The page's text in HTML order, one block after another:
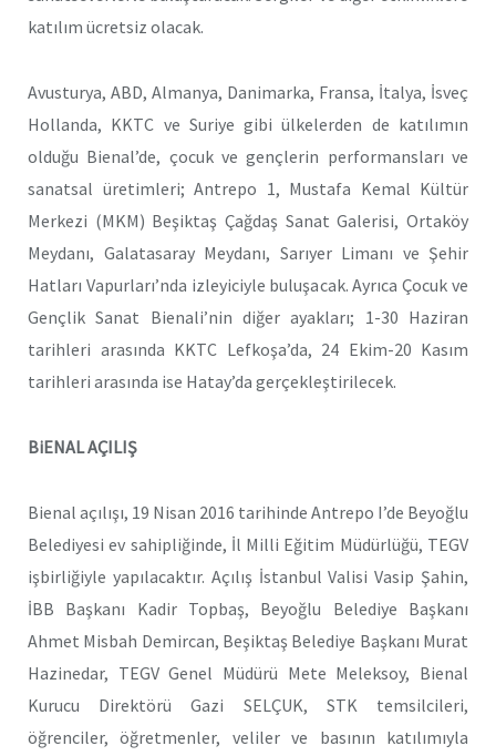
katılım ücretsiz olacak.
Avusturya, ABD, Almanya, Danimarka, Fransa, İtalya, İsveç
Hollanda, KKTC ve Suriye gibi ülkelerden de katılımın
olduğu Bienal’de, çocuk ve gençlerin performansları ve
sanatsal üretimleri; Antrepo 1, Mustafa Kemal Kültür
Merkezi (MKM) Beşiktaş Çağdaş Sanat Galerisi, Ortaköy
Meydanı, Galatasaray Meydanı, Sarıyer Limanı ve Şehir
Hatları Vapurları’nda izleyiciyle buluşacak. Ayrıca Çocuk ve
Gençlik Sanat Bienali’nin diğer ayakları; 1-30 Haziran
tarihleri arasında KKTC Lefkoşa’da, 24 Ekim-20 Kasım
tarihleri arasında ise Hatay’da gerçekleştirilecek.
BiENAL AÇILIŞ
Bienal açılışı, 19 Nisan 2016 tarihinde Antrepo I’de Beyoğlu
Belediyesi ev sahipliğinde, İl Milli Eğitim Müdürlüğü, TEGV
işbirliğiyle yapılacaktır. Açılış İstanbul Valisi Vasip Şahin,
İBB Başkanı Kadir Topbaş, Beyoğlu Belediye Başkanı
Ahmet Misbah Demircan, Beşiktaş Belediye Başkanı Murat
Hazinedar, TEGV Genel Müdürü Mete Meleksoy, Bienal
Kurucu Direktörü Gazi SELÇUK, STK temsilcileri,
öğrenciler, öğretmenler, veliler ve basının katılımıyla